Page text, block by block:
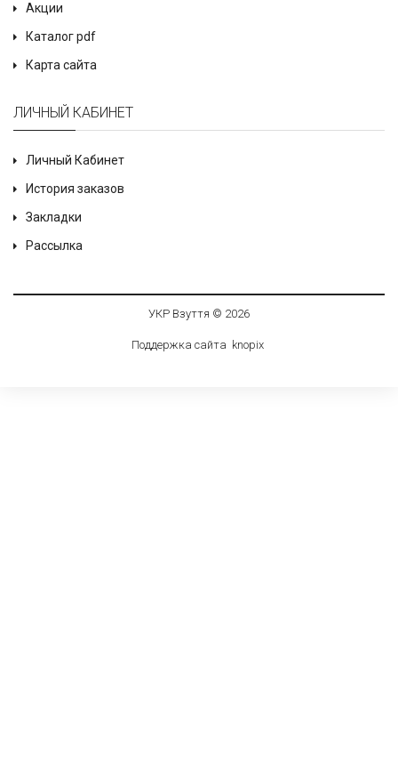
Акции
Каталог pdf
Карта сайта
ЛИЧНЫЙ КАБИНЕТ
Личный Кабинет
История заказов
Закладки
Рассылка
УКР Взуття © 2026
Поддержка сайта knopix